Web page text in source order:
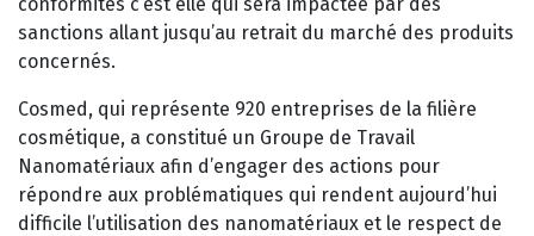
sanctions allant jusqu’au retrait du marché des produits
concernés.
Cosmed, qui représente 920 entreprises de la filière
cosmétique, a constitué un Groupe de Travail
Nanomatériaux afin d’engager des actions pour
répondre aux problématiques qui rendent aujourd’hui
difficile l’utilisation des nanomatériaux et le respect de